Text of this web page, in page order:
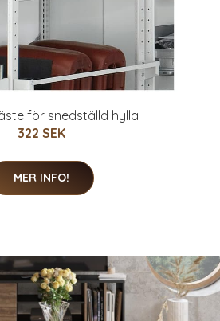
för snedställd hylla
322 SEK
MER INFO!